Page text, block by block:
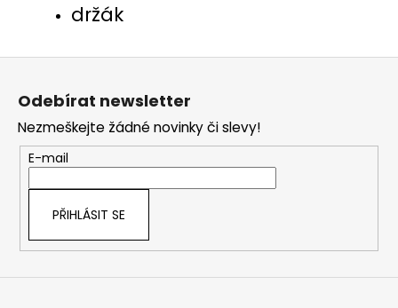
držák
Z
Odebírat newsletter
Nezmeškejte žádné novinky či slevy!
E-mail
PŘIHLÁSIT SE